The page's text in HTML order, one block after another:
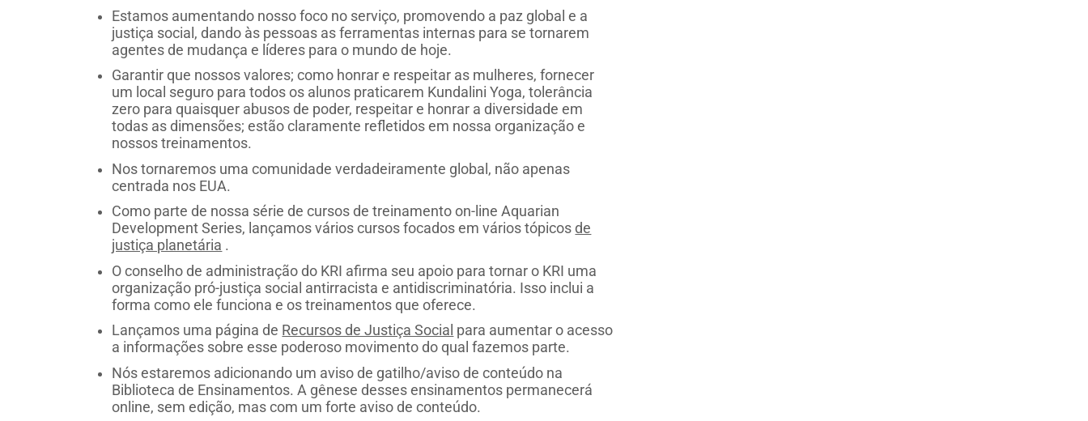
Estamos aumentando nosso foco no serviço, promovendo a paz global e a
justiça social, dando às pessoas as ferramentas internas para se tornarem
agentes de mudança e líderes para o mundo de hoje.
Garantir que nossos valores; como honrar e respeitar as mulheres, fornecer
um local seguro para todos os alunos praticarem Kundalini Yoga, tolerância
zero para quaisquer abusos de poder, respeitar e honrar a diversidade em
todas as dimensões; estão claramente refletidos em nossa organização e
nossos treinamentos.
Nos tornaremos uma comunidade verdadeiramente global, não apenas
centrada nos EUA.
Como parte de nossa série de cursos de treinamento on-line Aquarian
Development Series, lançamos vários cursos focados em vários tópicosde
justiça planetária .
O conselho de administração do KRI afirma seu apoio para tornar o KRI uma
organização pró-justiça social antirracista e antidiscriminatória. Isso inclui a
forma como ele funciona e os treinamentos que oferece.
Lançamos uma página de Recursos de Justiça Social para aumentar o acesso
a informações sobre esse poderoso movimento do qual fazemos parte.
Nós estaremos adicionando um aviso de gatilho/aviso de conteúdo na
Biblioteca de Ensinamentos. A gênese desses ensinamentos permanecerá
online, sem edição, mas com um forte aviso de conteúdo.